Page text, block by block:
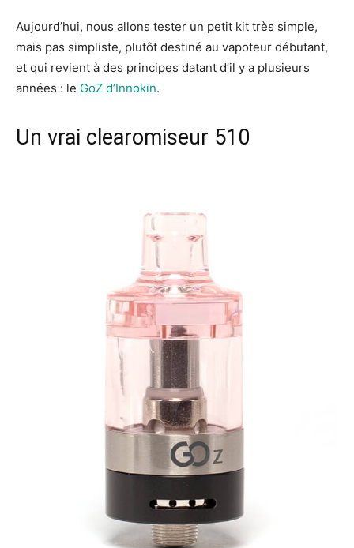
Aujourd’hui, nous allons tester un petit kit très simple,
mais pas simpliste, plutôt destiné au vapoteur débutant,
et qui revient à des principes datant d’il y a plusieurs
années : le GoZ d’Innokin.
Un vrai clearomiseur 510